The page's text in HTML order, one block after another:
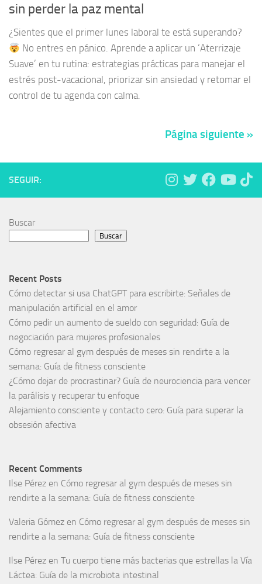
sin perder la paz mental
¿Sientes que el primer lunes laboral te está superando?
No entres en pánico. Aprende a aplicar un ‘Aterrizaje
Suave’ en tu rutina: estrategias prácticas para manejar el
estrés post-vacacional, priorizar sin ansiedad y retomar el
control de tu agenda con calma.
Página siguiente »
SEGUIR:
Buscar
Buscar
Recent Posts
Cómo detectar si usa ChatGPT para escribirte: Señales de
manipulación artificial en el amor
Cómo pedir un aumento de sueldo con seguridad: Guía de
negociación para mujeres profesionales
Cómo regresar al gym después de meses sin rendirte a la
semana: Guía de fitness consciente
¿Cómo dejar de procrastinar? Guía de neurociencia para vencer
la parálisis y recuperar tu enfoque
Alejamiento consciente y contacto cero: Guía para superar la
obsesión afectiva
Recent Comments
Ilse Pérez en Cómo regresar al gym después de meses sin
rendirte a la semana: Guía de fitness consciente
Valeria Gómez en Cómo regresar al gym después de meses sin
rendirte a la semana: Guía de fitness consciente
Ilse Pérez en Tu cuerpo tiene más bacterias que estrellas la Vía
Láctea: Guía de la microbiota intestinal